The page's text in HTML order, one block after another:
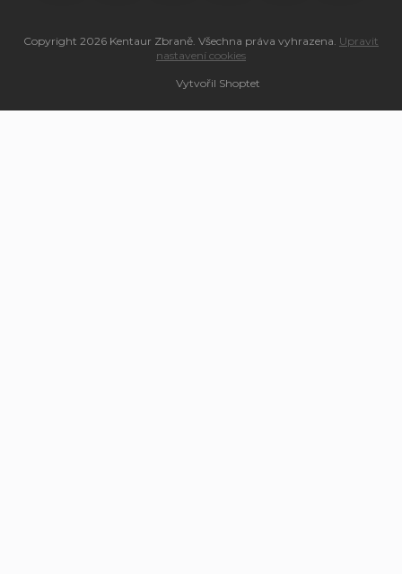
Vytvořil Shoptet
Copyright 2026 Kentaur Zbraně . Všechna práva vyhrazena. Upravit
nastavení cookies